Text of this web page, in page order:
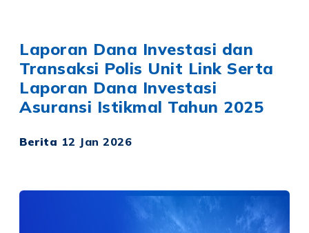
Laporan Dana Investasi dan
Transaksi Polis Unit Link Serta
Laporan Dana Investasi
Asuransi Istikmal Tahun 2025
Berita 12 Jan 2026